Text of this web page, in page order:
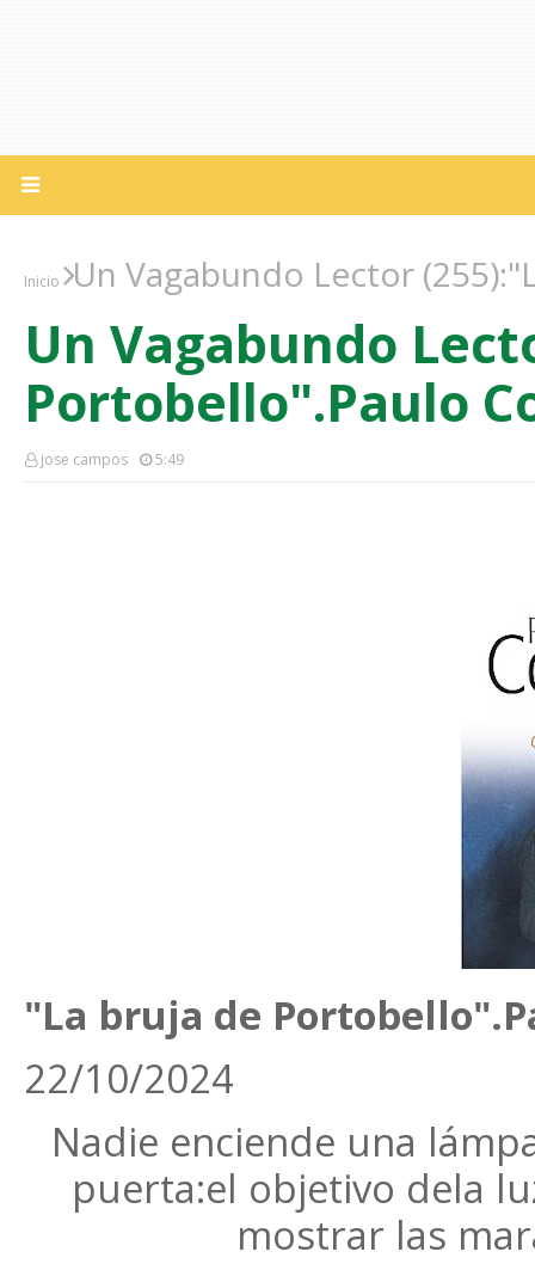
Inicio Un Vagabundo Lector
Un Vagabundo
Portobello".Paulo
jose campos 5:49
"La bruja de
22/10/2024
Nadie enciende una
puerta:el objetivo dela
mostrar las